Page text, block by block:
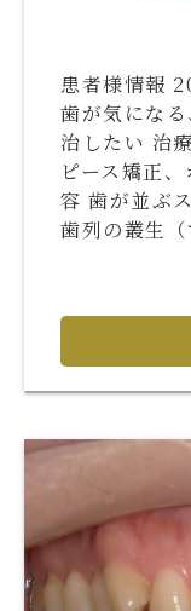
患者様情報
歯が気にな
治したい 治
ピース矯正
容 歯が並ぶ
歯列の叢生